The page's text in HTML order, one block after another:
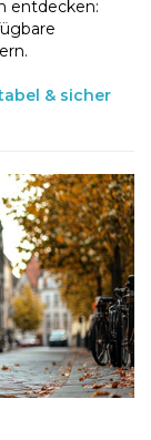
entdecken:
& sicher